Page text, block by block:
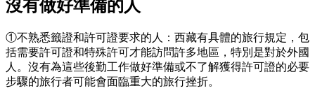
沒有做好準備的人
①不熟悉籤證和許可證要求的人：西藏有具體的旅行規定，包
括需要許可證和特殊許可才能訪問許多地區，特別是對於外國
人。沒有為這些後勤工作做好準備或不了解獲得許可證的必要
步驟的旅行者可能會面臨重大的旅行挫折。